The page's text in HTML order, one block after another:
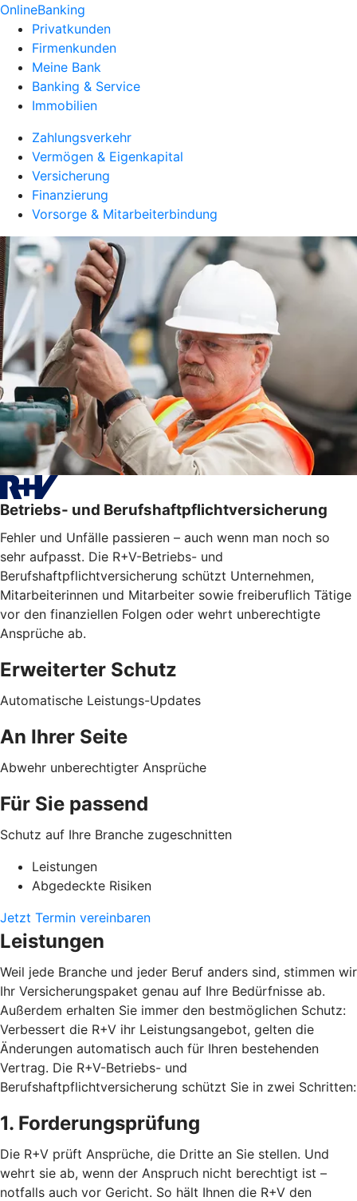
OnlineBanking
Privatkunden
Firmenkunden
Meine Bank
Banking & Service
Immobilien
Zahlungsverkehr
Vermögen & Eigenkapital
Versicherung
Finanzierung
Vorsorge & Mitarbeiterbindung
Betriebs- und Berufshaftpflichtversicherung
Fehler und Unfälle passieren – auch wenn man noch so
sehr aufpasst. Die R+V-Betriebs- und
Berufshaftpflichtversicherung schützt Unternehmen,
Mitarbeiterinnen und Mitarbeiter sowie freiberuflich Tätige
vor den finanziellen Folgen oder wehrt unberechtigte
Ansprüche ab.
Erweiterter Schutz
Automatische Leistungs-Updates
An Ihrer Seite
Abwehr unberechtigter Ansprüche
Für Sie passend
Schutz auf Ihre Branche zugeschnitten
Leistungen
Abgedeckte Risiken
Jetzt Termin vereinbaren
Leistungen
Weil jede Branche und jeder Beruf anders sind, stimmen wir
Ihr Versicherungspaket genau auf Ihre Bedürfnisse ab.
Außerdem erhalten Sie immer den bestmöglichen Schutz:
Verbessert die R+V ihr Leistungsangebot, gelten die
Änderungen automatisch auch für Ihren bestehenden
Vertrag. Die R+V-Betriebs- und
Berufshaftpflichtversicherung schützt Sie in zwei Schritten:
1. Forderungsprüfung
Die R+V prüft Ansprüche, die Dritte an Sie stellen. Und
wehrt sie ab, wenn der Anspruch nicht berechtigt ist –
notfalls auch vor Gericht. So hält Ihnen die R+V den